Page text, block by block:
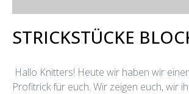
STRICKSTÜCKE
Hallo Knitters! Heute wir haben wir
Profitrick für euch. Wir zeigen euch, wir